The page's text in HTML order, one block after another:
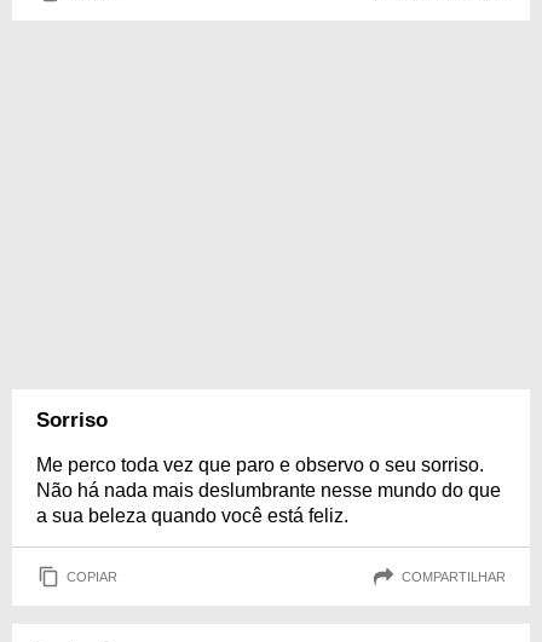
Sorriso
Me perco toda vez que paro e observo o seu sorriso.
Não há nada mais deslumbrante nesse mundo do que
a sua beleza quando você está feliz.
COPIAR COMPARTILHAR